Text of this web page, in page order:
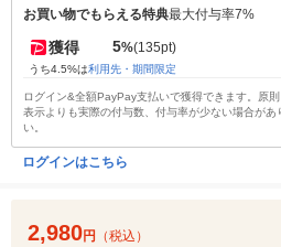
お買い物でもらえる特典最大付与率7%
獲得 5%(135pt)
うち4.5%は利用先・期間限定
ログイン&全額PayPay支払いで獲得できます。原
表示よりも実際の付与数、付与率が少ない場合が
い。
ログインはこちら
2,980円
（税込）